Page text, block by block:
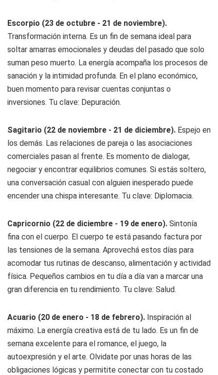
Escorpio (23 de octubre - 21 de noviembre).
Transformación interna. Es un fin de semana ideal para
soltar amarras emocionales y deudas del pasado que solo
suman peso muerto. La energía acompaña los procesos de
sanación y la intimidad profunda. En el plano económico,
buen momento para revisar cuentas conjuntas o
inversiones. Tu clave: Depuración.
Sagitario (22 de noviembre - 21 de diciembre). Espejo en
los demás. Las relaciones de pareja o las asociaciones
comerciales pasan al frente. Es momento de dialogar,
negociar y encontrar equilibrios comunes. Si estás soltero,
una conversación casual con alguien inesperado puede
encender una chispa interesante. Tu clave: Diplomacia.
Capricornio (22 de diciembre - 19 de enero). Sintonía
fina con el cuerpo. El cuerpo te está pasando factura por
las tensiones de la semana. Aprovechá estos días para
acomodar tus rutinas de descanso, alimentación y actividad
física. Pequeños cambios en tu día a día van a marcar una
gran diferencia en tu rendimiento. Tu clave: Salud.
Acuario (20 de enero - 18 de febrero). Inspiración al
máximo. La energía creativa está de tu lado. Es un fin de
semana excelente para el romance, el juego, la
autoexpresión y el arte. Olvidate por unas horas de las
obligaciones lógicas y permitite conectar con tu costado